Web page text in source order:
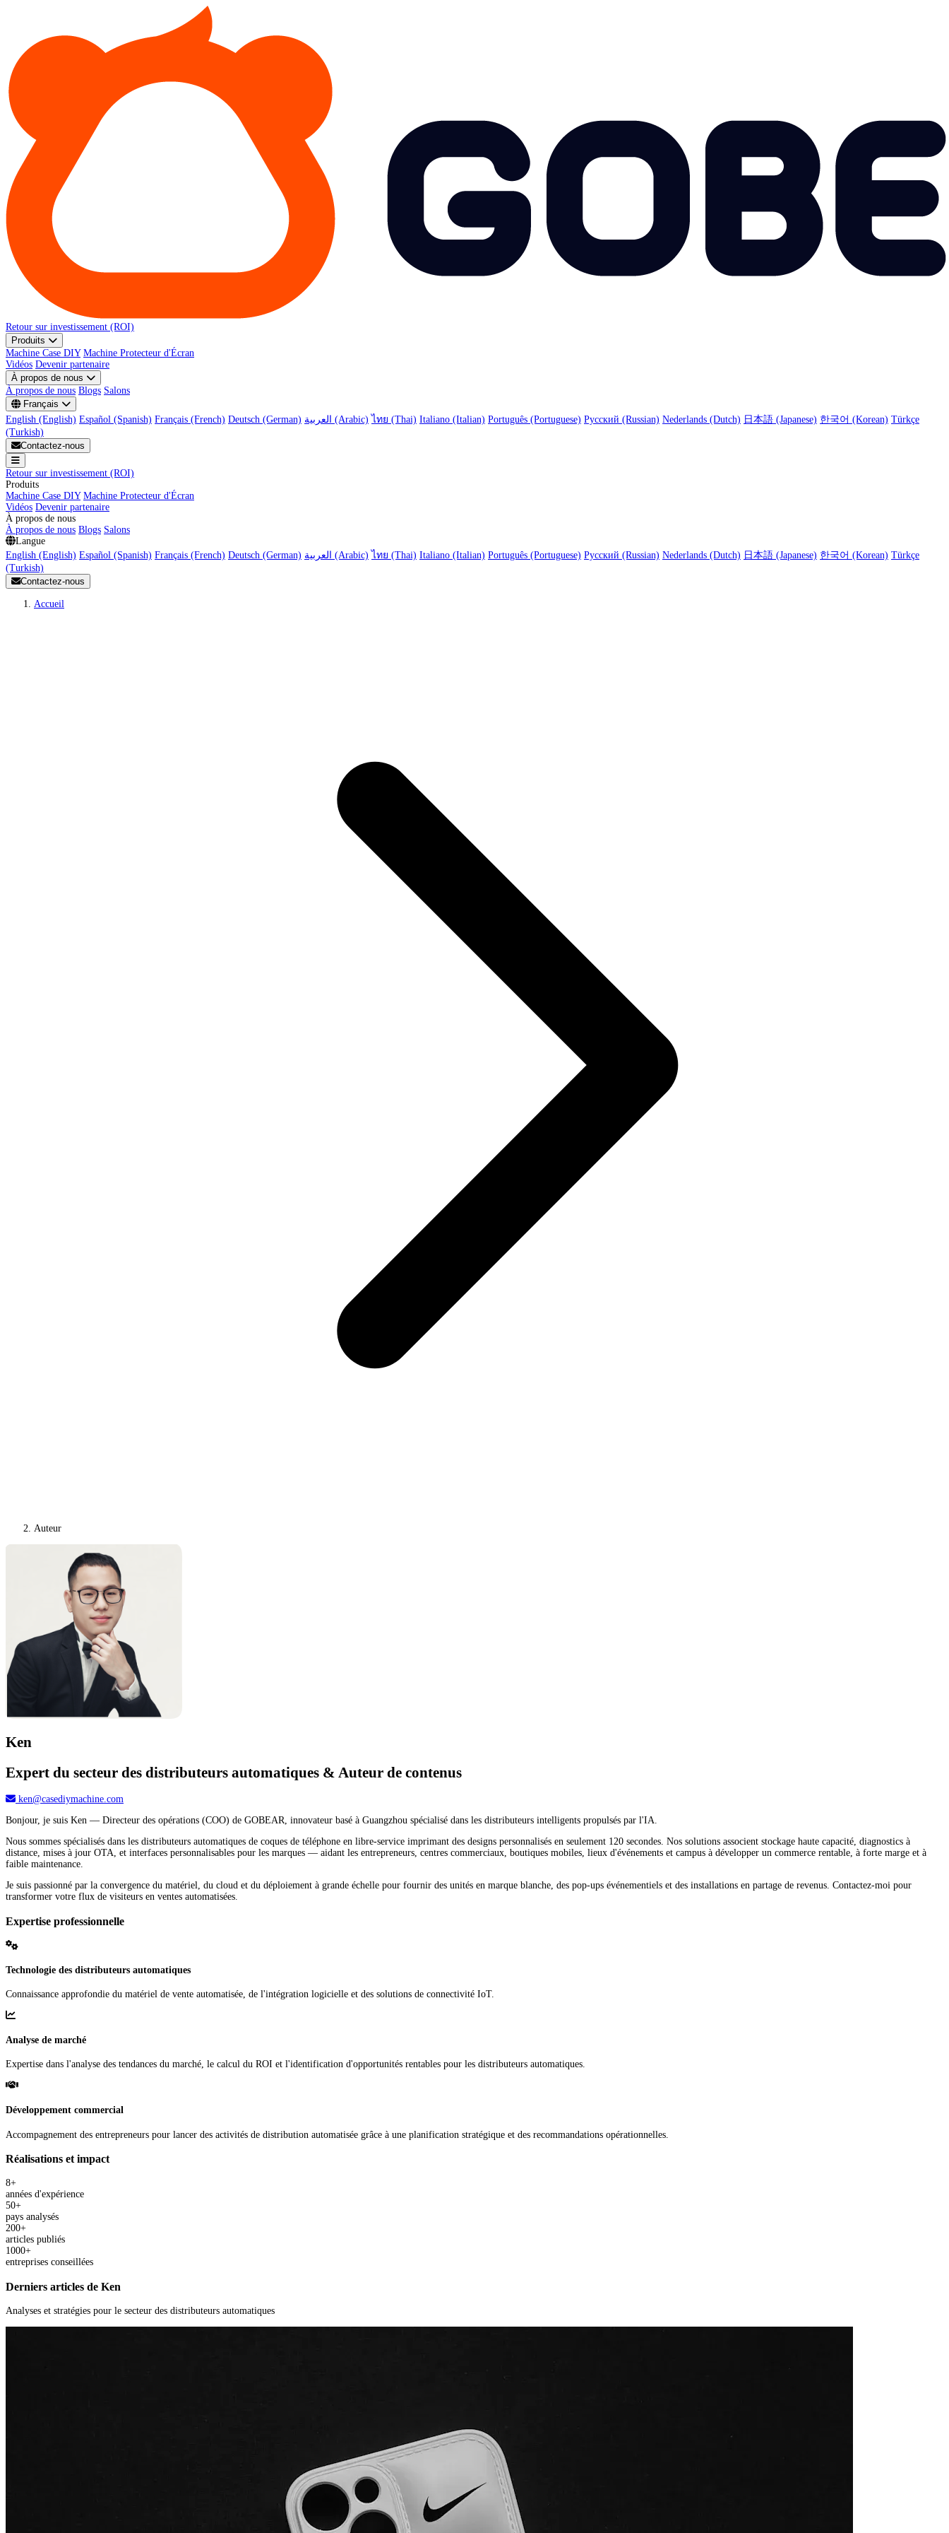
Retour sur investissement (ROI)
Produits
Machine Case DIY Machine Protecteur d'Écran
Vidéos Devenir partenaire
À propos de nous
À propos de nous Blogs Salons
Français
English (English) Español (Spanish) Français (French) Deutsch (German) العربية (Arabic) ไทย (Thai) Italiano (Italian) Português (Portuguese) Русский (Russian) Nederlands (Dutch) 日本語 (Japanese) 한국어 (Korean) Türkçe
(Turkish)
Contactez-nous
Retour sur investissement (ROI)
Produits
Machine Case DIY Machine Protecteur d'Écran
Vidéos Devenir partenaire
À propos de nous
À propos de nous Blogs Salons
Langue
English (English) Español (Spanish) Français (French) Deutsch (German) العربية (Arabic) ไทย (Thai) Italiano (Italian) Português (Portuguese) Русский (Russian) Nederlands (Dutch) 日本語 (Japanese) 한국어 (Korean) Türkçe
(Turkish)
Contactez-nous
Accueil
Auteur
Ken
Expert du secteur des distributeurs automatiques & Auteur de contenus
ken@casediymachine.com
Bonjour, je suis Ken — Directeur des opérations (COO) de GOBEAR, innovateur basé à Guangzhou spécialisé dans les distributeurs intelligents propulsés par l'IA.
Nous sommes spécialisés dans les distributeurs automatiques de coques de téléphone en libre-service imprimant des designs personnalisés en seulement 120 secondes. Nos solutions associent stockage haute capacité, diagnostics à
distance, mises à jour OTA, et interfaces personnalisables pour les marques — aidant les entrepreneurs, centres commerciaux, boutiques mobiles, lieux d'événements et campus à développer un commerce rentable, à forte marge et à
faible maintenance.
Je suis passionné par la convergence du matériel, du cloud et du déploiement à grande échelle pour fournir des unités en marque blanche, des pop-ups événementiels et des installations en partage de revenus. Contactez-moi pour
transformer votre flux de visiteurs en ventes automatisées.
Expertise professionnelle
Technologie des distributeurs automatiques
Connaissance approfondie du matériel de vente automatisée, de l'intégration logicielle et des solutions de connectivité IoT.
Analyse de marché
Expertise dans l'analyse des tendances du marché, le calcul du ROI et l'identification d'opportunités rentables pour les distributeurs automatiques.
Développement commercial
Accompagnement des entrepreneurs pour lancer des activités de distribution automatisée grâce à une planification stratégique et des recommandations opérationnelles.
Réalisations et impact
8+
années d'expérience
50+
pays analysés
200+
articles publiés
1000+
entreprises conseillées
Derniers articles de Ken
Analyses et stratégies pour le secteur des distributeurs automatiques